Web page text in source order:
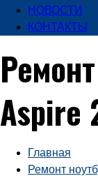
НОВОСТИ
КОНТАКТЫ
Aspire
Главная
Ремонт